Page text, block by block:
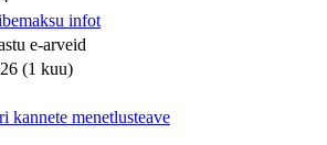
infot
e-arveid
(1 kuu)
kannete menetlusteave